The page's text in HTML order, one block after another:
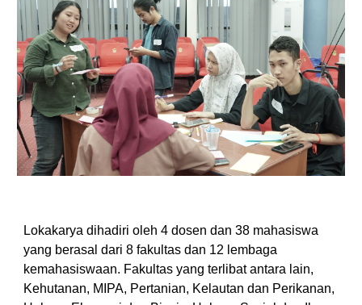
Lokakarya dihadiri oleh 4 dosen dan 38 mahasiswa
yang berasal dari 8 fakultas dan 12 lembaga
kemahasiswaan. Fakultas yang terlibat antara lain,
Kehutanan, MIPA, Pertanian, Kelautan dan Perikanan,